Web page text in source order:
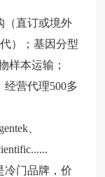
（直订或境外
）；基因分型
样本运输；
经营代理500多
......
冷门品牌，价